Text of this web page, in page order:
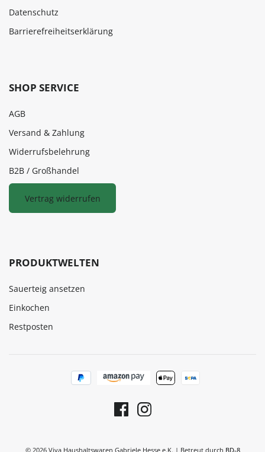
Datenschutz
Barrierefreiheitserklärung
SHOP SERVICE
AGB
Versand & Zahlung
Widerrufsbelehrung
B2B / Großhandel
Vertrag widerrufen
PRODUKTWELTEN
Sauerteig ansetzen
Einkochen
Restposten
© 2026 Viva Haushaltswaren Gabriele Hesse e.K. | Betreut durch BD-8